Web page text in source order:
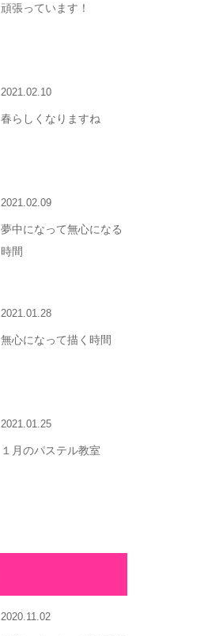
頑張っています！
2021.02.10
春らしくなりますね
2021.02.09
夢中になって無心になる
時間
2021.01.28
無心になって描く時間
2021.01.25
１月のパステル教室
2020.11.02